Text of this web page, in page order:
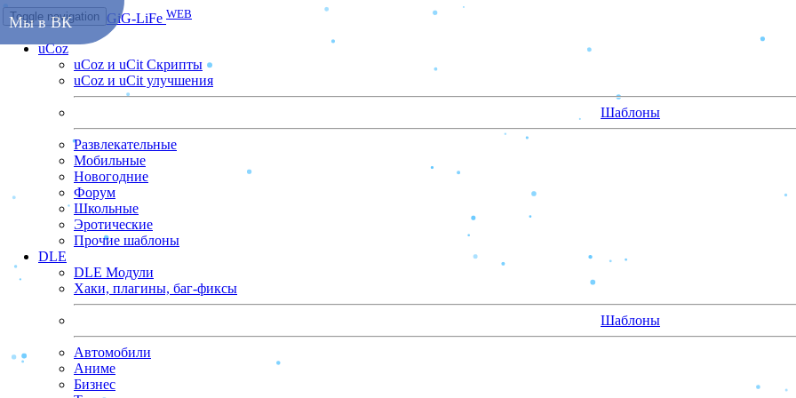
Toggle navigation GiG-LiFe WEB
uCoz
uCoz и uCit Скрипты
uCoz и uCit улучшения
Шаблоны
Развлекательные
Мобильные
Новогодние
Форум
Школьные
Эротические
Прочие шаблоны
DLE
DLE Модули
Хаки, плагины, баг-фиксы
Шаблоны
Автомобили
Аниме
Бизнес
Мы в ВК